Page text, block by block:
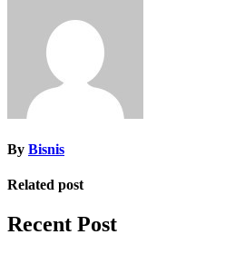
By Bisnis
Related post
Recent Post